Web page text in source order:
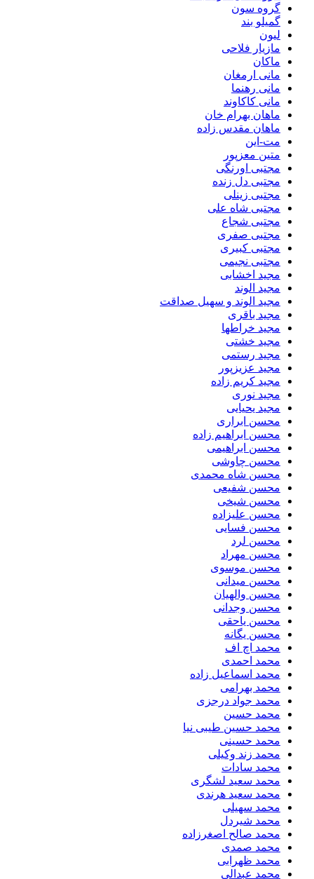
گروه سون
گمیلو بند
لیون
مازیار فلاحی
ماکان
مانی ارمغان
مانی رهنما
مانی کاکاوند
ماهان بهرام خان
ماهان مقدس زاده
مت-این
متین معزپور
مجتبی اورنگی
مجتبی دل زنده
مجتبی زینلی
مجتبی شاه علی
مجتبی شجاع
مجتبی صفری
مجتبی کبیری
مجتبی نجیمی
مجید اخشابی
مجید الوند‎
مجید الوند و سهیل صداقت
مجید باقری
مجید خراطها
مجید خشتی
مجید رستمی
مجید عزیزپور
مجید کریم زاده
مجید نوری
مجید یحیایی
محسن ابراری
محسن ابراهیم زاده
محسن ابراهیمی
محسن چاوشی
محسن شاه محمدی
محسن شفیعی
محسن شیخی
محسن علیزاده
محسن فسایی
محسن لرد
محسن مهراد
محسن موسوی
محسن میدانی
محسن والهیان
محسن وجدانی
محسن یاحقی
محسن یگانه
محمد اچ اف
محمد احمدی
محمد اسماعیل زاده
محمد بهرامی
محمد جواد درجزی
محمد حسین
محمد حسین طیبی نیا
محمد حسینی
محمد زند وکیلی
محمد سادات
محمد سعید لشگری
محمد سعید هرندی
محمد سهیلی
​محمد شیردل
محمد صالح اصغرزاده
محمد صمدی
محمد ظهرابی
محمد عبدالی